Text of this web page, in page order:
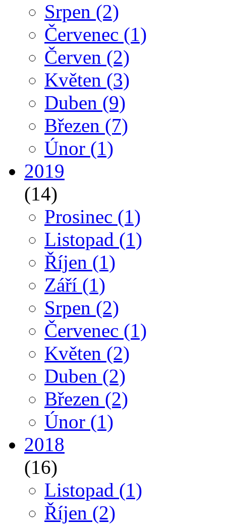
Srpen (2)
Červenec (1)
Červen (2)
Květen (3)
Duben (9)
Březen (7)
Únor (1)
2019
(14)
Prosinec (1)
Listopad (1)
Říjen (1)
Září (1)
Srpen (2)
Červenec (1)
Květen (2)
Duben (2)
Březen (2)
Únor (1)
2018
(16)
Listopad (1)
Říjen (2)